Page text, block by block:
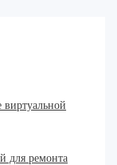
виртуальной
для ремонта